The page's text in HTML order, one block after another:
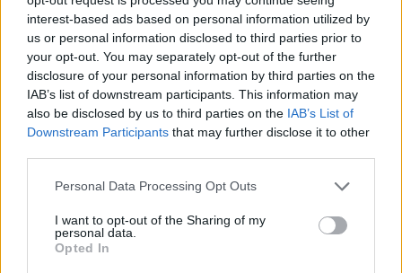
interest-based ads based on personal information utilized by
us or personal information disclosed to third parties prior to
your opt-out. You may separately opt-out of the further
disclosure of your personal information by third parties on the
IAB’s list of downstream participants. This information may
also be disclosed by us to third parties on the IAB’s List of
Downstream Participants that may further disclose it to other
Personal Data Processing Opt Outs
I want to opt-out of the Sharing of my
personal data.
Opted In
Media: Με ενίσχυση 8 εκατ. ευρώ σε 451 επιχειρήσεις ξεκίνησε το
πρόγραμμα στήριξης- Κάλυψη εισφορών ΕΔΟΕΑΠ
αυτοκινητοβιομηχανία
Νέο Audi A2 e-tron με στόχο την κορυφή της αποδοτικότητας